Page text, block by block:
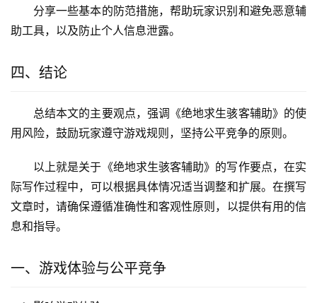
分享一些基本的防范措施，帮助玩家识别和避免恶意辅
助工具，以及防止个人信息泄露。
四、结论
总结本文的主要观点，强调《绝地求生骇客辅助》的使
用风险，鼓励玩家遵守游戏规则，坚持公平竞争的原则。
以上就是关于《绝地求生骇客辅助》的写作要点，在实
际写作过程中，可以根据具体情况适当调整和扩展。在撰写
文章时，请确保遵循准确性和客观性原则，以提供有用的信
息和指导。
一、游戏体验与公平竞争